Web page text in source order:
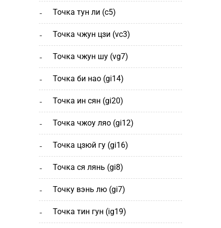
точка тун ли (c5)
точка чжун цзи (vc3)
точка чжун шу (vg7)
точка би нао (gi14)
точка ин сян (gi20)
точка чжоу ляо (gi12)
точка цзюй гу (gi16)
точка ся лянь (gi8)
точку вэнь лю (gi7)
точка тин гун (ig19)